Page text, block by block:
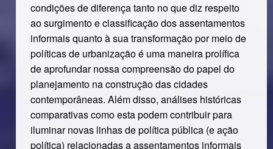
condições de diferença tanto no que diz respeito
ao surgimento e classificação dos assentamentos
informais quanto à sua transformação por meio de
políticas de urbanização é uma maneira prolífica
de aprofundar nossa compreensão do papel do
planejamento na construção das cidades
contemporâneas. Além disso, análises históricas
comparativas como esta podem contribuir para
iluminar novas linhas de política pública (e ação
política) relacionadas a assentamentos informais